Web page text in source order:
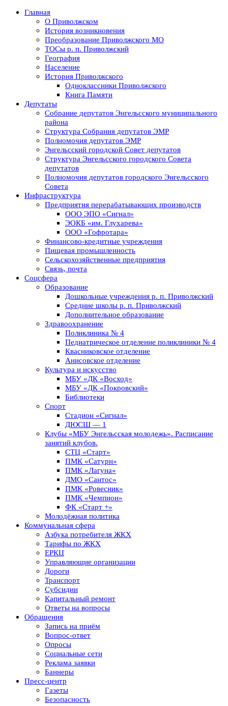
Главная
О Приволжском
История возникновения
Преобразование Приволжского МО
ТОСы р. п. Приволжский
География
Население
История Приволжского
Одноклассники Приволжского
Книга Памяти
Депутаты
Собрание депутатов Энгельсского муниципального
района
Структура Собрания депутатов ЭМР
Полномочия депутатов ЭМР
Энгельсский городской Совет депутатов
Структура Энгельсского городского Совета
депутатов
Полномочия депутатов городского Энгельсского
Совета
Инфраструктура
Предприятия перерабатывающих производств
ООО ЭПО «Сигнал»
ЭОКБ «им. Глухарева»
ООО «Гофротара»
Финансово-кредитные учреждения
Пищевая промышленность
Сельскохозяйственные предприятия
Связь, почта
Соцсфера
Образование
Дошкольные учреждения р. п. Приволжский
Средние школы р. п. Приволжский
Дополнительное образование
Здравоохранение
Поликлиника № 4
Педиатрическое отделение поликлиники № 4
Квасниковское отделение
Анисовское отделение
Культура и искусство
МБУ «ДК «Восход»
МБУ «ДК «Покровский»
Библиотеки
Спорт
Стадион «Сигнал»
ДЮСШ — 1
Клубы «МБУ Энгельсская молодежь». Расписание
занятий клубов.
СТЦ «Старт»
ПМК «Сатурн»
ПМК «Лагуна»
ДМО «Сантос»
ПМК «Ровесник»
ПМК «Чемпион»
ФК «Старт +»
Молодёжная политика
Коммунальная сфера
Азбука потребителя ЖКХ
Тарифы по ЖКХ
ЕРКЦ
Управляющие организации
Дороги
Транспорт
Субсидии
Капитальный ремонт
Ответы на вопросы
Обращения
Запись на приём
Вопрос-ответ
Опросы
Социальные сети
Реклама заявки
Баннеры
Пресс-центр
Газеты
Безопасность